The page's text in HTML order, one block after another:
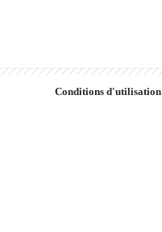
Conditions d'utilisation